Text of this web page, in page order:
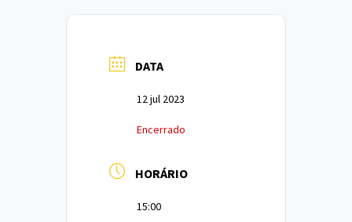
DATA
12 jul 2023
Encerrado
HORÁRIO
15:00